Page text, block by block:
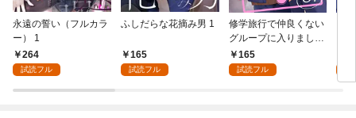
永遠の誓い（フルカラ
ー） 1
264
試読フル
ふしだらな花摘み男 1
165
試読フル
修学旅行で仲良くない
グループに入りました
【単話版】1巻
165
試読フル
が
ら